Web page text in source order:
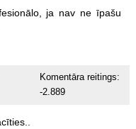
ja nav ne īpašu
Komentāra reitings:
-2.889